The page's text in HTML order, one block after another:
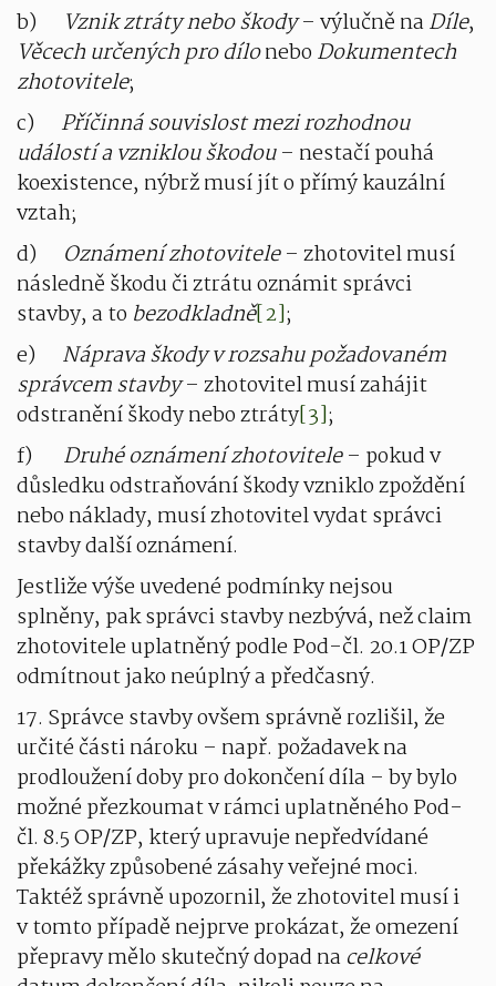
b) Vznik ztráty nebo škody– výlučně naDíle,
Věcech určených pro dílonebo Dokumentech
zhotovitele;
c) Příčinná souvislost mezi rozhodnou
událostí a vzniklou škodou– nestačí pouhá
koexistence, nýbrž musí jít o přímý kauzální
vztah;
d) Oznámení zhotovitele– zhotovitel musí
následně škodu či ztrátu oznámit správci
stavby, a to bezodkladně[2];
e) Náprava škody v rozsahu požadovaném
správcem stavby– zhotovitel musí zahájit
odstranění škody nebo ztráty[3];
f) Druhé oznámení zhotovitele– pokud v
důsledku odstraňování škody vzniklo zpoždění
nebo náklady, musí zhotovitel vydat správci
stavby další oznámení.
Jestliže výše uvedené podmínky nejsou
splněny, pak správci stavby nezbývá, než claim
zhotovitele uplatněný podle Pod-čl. 20.1 OP/ZP
odmítnout jako neúplný a předčasný.
17. Správce stavby ovšem správně rozlišil, že
určité části nároku – např. požadavek na
prodloužení doby pro dokončení díla – by bylo
možné přezkoumat v rámci uplatněného Pod-
čl. 8.5 OP/ZP, který upravuje nepředvídané
překážky způsobené zásahy veřejné moci.
Taktéž správně upozornil, že zhotovitel musí i
v tomto případě nejprve prokázat, že omezení
přepravy mělo skutečný dopad na celkové